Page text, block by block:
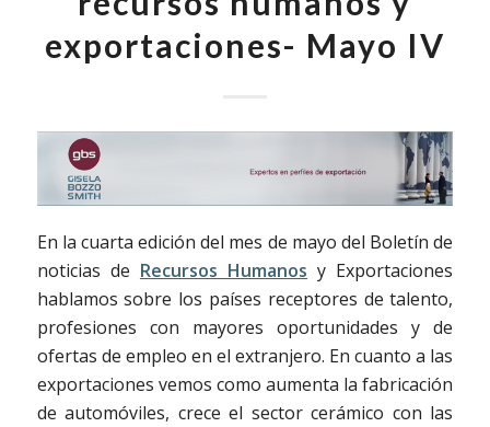
exportaciones- Mayo IV
En la cuarta edición del mes de mayo del Boletín de
noticias de Recursos Humanos y Exportaciones
hablamos sobre los países receptores de talento,
profesiones con mayores oportunidades y de
ofertas de empleo en el extranjero. En cuanto a las
exportaciones vemos como aumenta la fabricación
de automóviles, crece el sector cerámico con las